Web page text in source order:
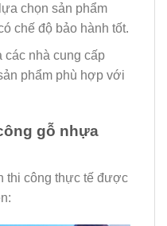
chọn sản phẩm
chế độ bảo hành tốt.
các nhà cung cấp
phẩm phù hợp với
gỗ nhựa
thi công thực tế được